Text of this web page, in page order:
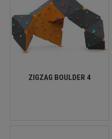
ZIGZAG BOULDER 4